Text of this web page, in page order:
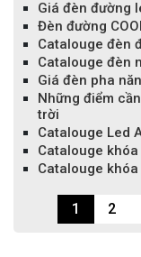
Giá đèn đường
Đèn đường
Catalouge đèn
Catalouge đèn
Giá đèn pha
Những điểm
trời
Catalouge Led
Catalouge
Catalouge khóa
1 2